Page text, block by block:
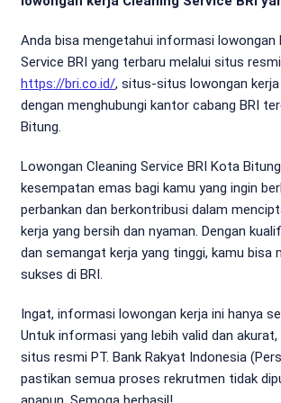
Anda bisa mengetahui informasi lowongan
Service BRI yang terbaru melalui situs
https://bri.co.id/, situs-situs lowongan
dengan menghubungi kantor cabang BRI
Bitung.
Lowongan Cleaning Service BRI Kota
kesempatan emas bagi kamu yang ingin
perbankan dan berkontribusi dalam
kerja yang bersih dan nyaman. Dengan
dan semangat kerja yang tinggi, kamu bisa
sukses di BRI.
Ingat, informasi lowongan kerja ini hanya
Untuk informasi yang lebih valid dan akurat,
situs resmi PT. Bank Rakyat Indonesia
pastikan semua proses rekrutmen tidak